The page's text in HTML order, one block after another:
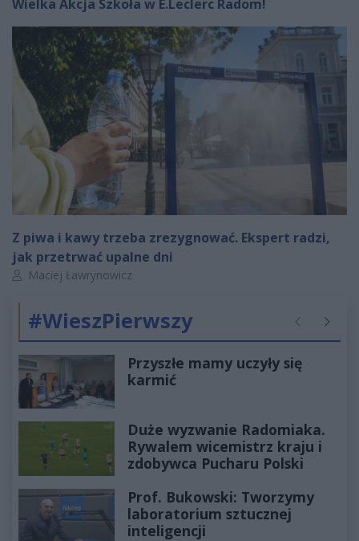
Wielka Akcja Szkoła w E.Leclerc Radom!
Z piwa i kawy trzeba zrezygnować. Ekspert radzi,
jak przetrwać upalne dni
Autor artykułu:
Maciej Ławrynowicz
#WieszPierwszy Poprzednie
Przyszłe mamy uczyły się
karmić
Duże wyzwanie Radomiaka.
Rywalem wicemistrz kraju i
zdobywca Pucharu Polski
Prof. Bukowski: Tworzymy
laboratorium sztucznej
inteligencji